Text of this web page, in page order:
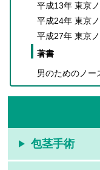
平成13年 東京
平成24年 東京
平成27年 東京
著書
男のためのノー
包茎手術